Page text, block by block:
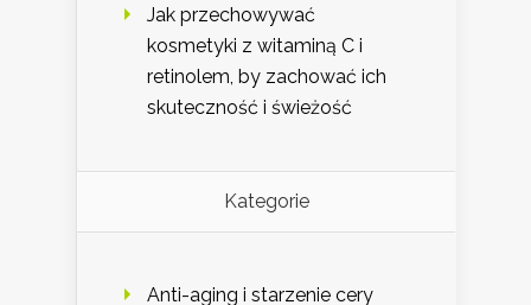
Jak przechowywać
kosmetyki z witaminą C i
retinolem, by zachować ich
skuteczność i świeżość
Kategorie
Anti-aging i starzenie cery